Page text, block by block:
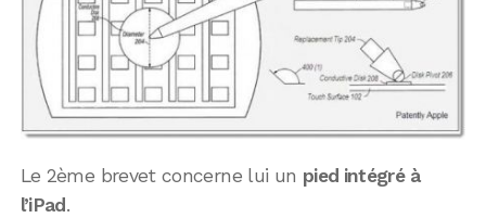
Le 2ème brevet concerne lui un pied intégré à
l’iPad .